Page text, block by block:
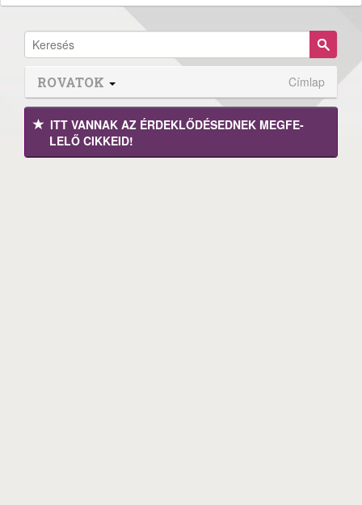
ROVATOK Címlap
ITT VANNAK AZ ÉRDEK­LŐDÉ­SEDNEK MEGFE­
LELŐ CIKKEID!